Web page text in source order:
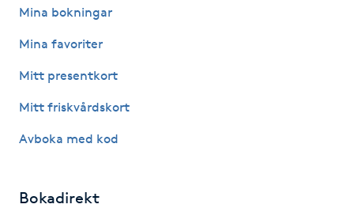
Gruppträning
Gua Sha-massage
H
Hatha Yoga
Mina bokningar
Mina favoriter
Mitt presentkort
Mitt friskvårdskort
Avboka med kod
Bokadirekt